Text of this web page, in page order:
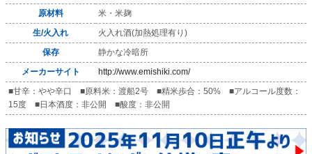
原材料
米・米麹
生/火入れ
火入れ酒(加熱処理有り)
保存
静かな冷暗所
メーカーサイト
http://www.emishiki.com/
■甘辛：やや辛口 ■原料米：渡船2号 ■精米歩合：50% ■アルコール度数：
15度 ■日本酒度：非公開 ■酸度：非公開